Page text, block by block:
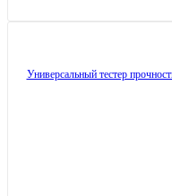
Универсальный тестер